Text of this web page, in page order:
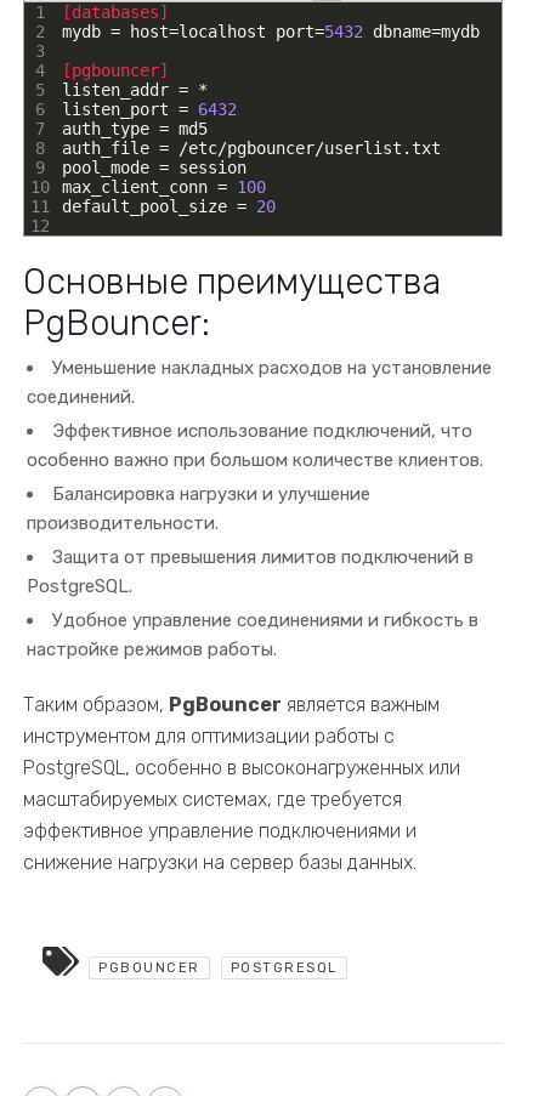
1
2
3
4
5
6
7
8
9
10
11
12
[databases]
mydb = host=localhost port=5432 dbname=mydb
[pgbouncer]
listen_addr = *
listen_port = 6432
auth_type = md5
auth_file = /etc/pgbouncer/userlist . txt
pool_mode = session
max_client_conn = 100
default_pool_size = 20
Основные преимущества
PgBouncer:
Уменьшение накладных расходов на установление
соединений.
Эффективное использование подключений, что
особенно важно при большом количестве клиентов.
Балансировка нагрузки и улучшение
производительности.
Защита от превышения лимитов подключений в
PostgreSQL.
Удобное управление соединениями и гибкость в
настройке режимов работы.
Таким образом, PgBouncer является важным
инструментом для оптимизации работы с
PostgreSQL, особенно в высоконагруженных или
масштабируемых системах, где требуется
эффективное управление подключениями и
снижение нагрузки на сервер базы данных.
PGBOUNCER POSTGRESQL